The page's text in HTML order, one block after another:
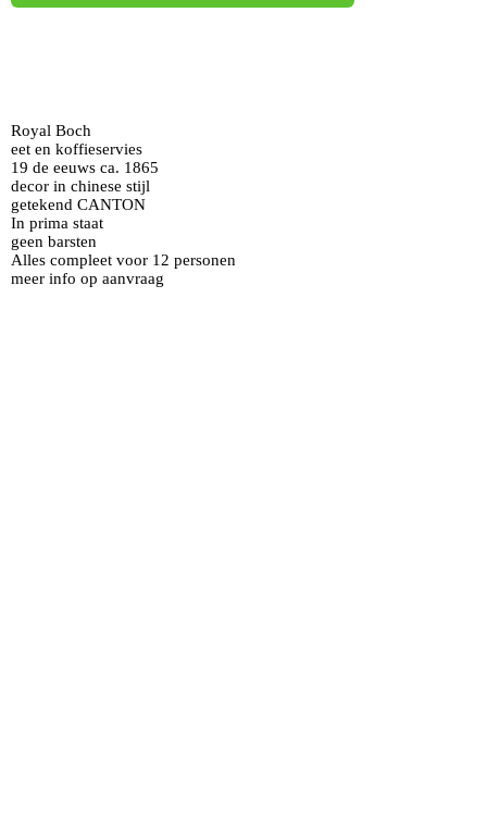
Royal Boch
eet en koffieservies
19 de eeuws ca. 1865
decor in chinese stijl
getekend CANTON
In prima staat
geen barsten
Alles compleet voor 12 personen
meer info op aanvraag